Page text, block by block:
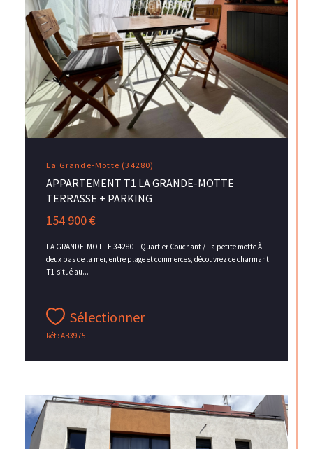
La Grande-Motte (34280)
APPARTEMENT T1 LA GRANDE-MOTTE
TERRASSE + PARKING
154 900 €
LA GRANDE-MOTTE 34280 – Quartier Couchant / La petite motte À
deux pas de la mer, entre plage et commerces, découvrez ce charmant
T1 situé au...
Sélectionner
Réf : AB3975